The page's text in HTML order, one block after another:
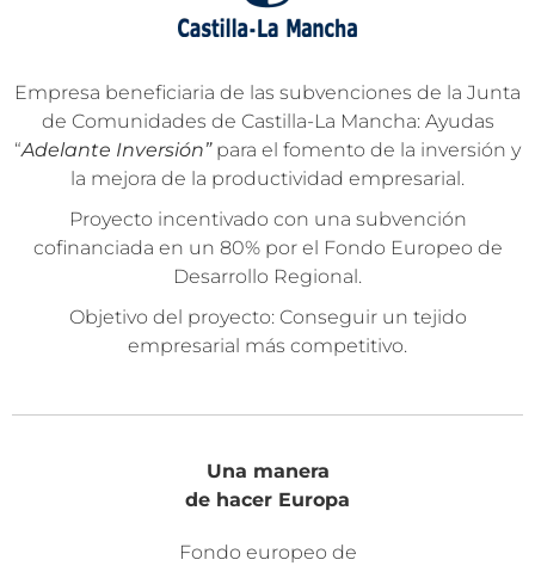
Empresa beneficiaria de las subvenciones de la Junta
de Comunidades de Castilla-La Mancha: Ayudas
“Adelante Inversión”para el fomento de la inversión y
la mejora de la productividad empresarial.
Proyecto incentivado con una subvención
cofinanciada en un 80% por el Fondo Europeo de
Desarrollo Regional.
Objetivo del proyecto: Conseguir un tejido
empresarial más competitivo.
Una manera
de hacer Europa
Fondo europeo de